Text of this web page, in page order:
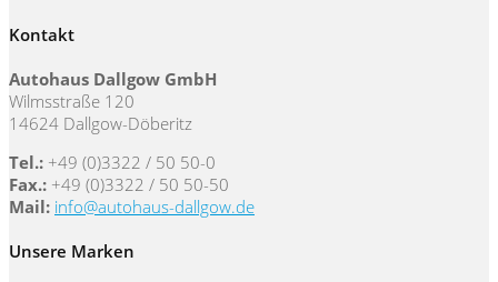
Kontakt
Autohaus Dallgow GmbH
Wilmsstraße 120
14624 Dallgow-Döberitz
Tel.: +49 (0)3322 / 50 50-0
Fax.: +49 (0)3322 / 50 50-50
Mail: info@autohaus-dallgow.de
Unsere Marken